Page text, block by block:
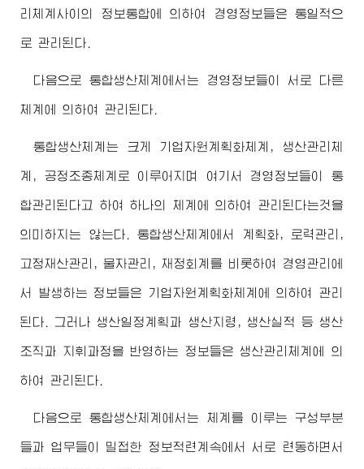
리체계사이의 정보통합에 의하여 경영정보들은 통일적으
로 관리된다.
다음으로 통합생산체계에서는 경영정보들이 서로 다른
체계에 의하여 관리된다.
통합생산체계는 크게 기업자원계획화체계, 생산관리체
계, 공정조종체계로 이루어지며 여기서 경영정보들이 통
합관리된다고 하여 하나의 체계에 의하여 관리된다는것을
의미하지는 않는다. 통합생산체계에서 계획화, 로력관리,
고정재산관리, 물자관리, 재정회계를 비롯하여 경영관리에
서 발생하는 정보들은 기업자원계획화체계에 의하여 관리
된다. 그러나 생산일정계획과 생산지령, 생산실적 등 생산
조직과 지휘과정을 반영하는 정보들은 생산관리체계에 의
하여 관리된다.
다음으로 통합생산체계에서는 체계를 이루는 구성부분
들과 업무들이 밀접한 정보적련계속에서 서로 련동하면서